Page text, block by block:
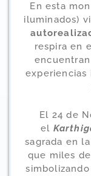
En esta
iluminados)
respira en
experiencias
El 24 de
el
sagrada en
que miles